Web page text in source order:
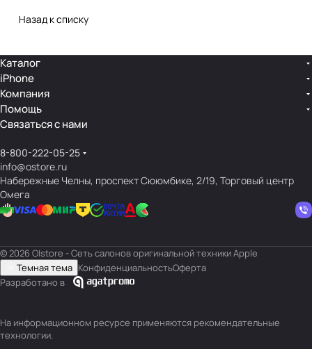
Назад к списку
Каталог
iPhone
Компания
Помощь
Связаться с нами
8-800-222-05-25
info@ostore.ru
Набережные Челны, проспект Сююмбике, 2/19, Торговый центр
Омега
© 2026 O|store - Сеть салонов оригинальной техники Apple
Темная тема КонфиденциальностьОферта
Разработано в
На информационном ресурсе применяются рекомендательные
технологии.